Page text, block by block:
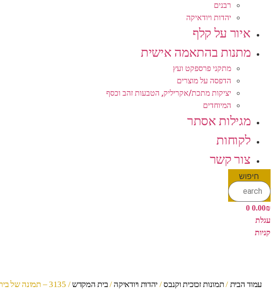
רבנים
יהדות ויודאיקה
איור על קלף
מתנות בהתאמה אישית
מתקני פרספקט ועץ
הדפסה על מוצרים
יציקות מתכת/אקריליק, הטבעות זהב וכסף
המיוחדים
מגילות אסתר
לקוחות
צור קשר
חיפוש
0.00₪
0
עגלת
קניות
עמוד הבית /תמונות זכוכית וקנבס/ יהדות ויודאיקה /בית המקדש/ 3135 – תמונה של בית המקדש עם כיתוב: "ושבתי בבית ה' לאורך ימים"….על קנבס או זכוכית